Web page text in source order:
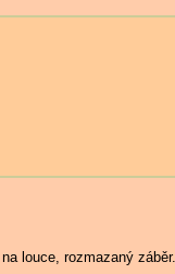
louce, rozmazaný záběr.